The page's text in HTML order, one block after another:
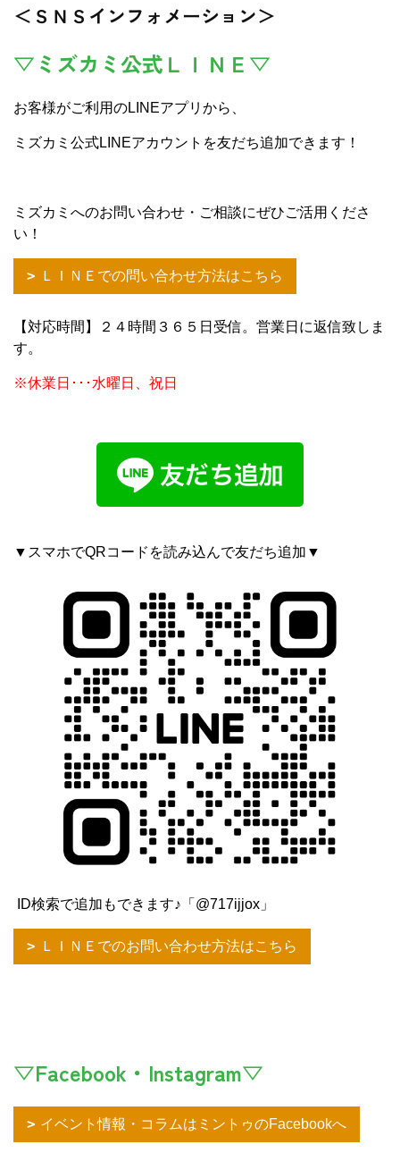
＜ＳＮＳインフォメーション＞
▽ミズカミ公式ＬＩＮＥ▽
お客様がご利用のLINEアプリから、
ミズカミ公式LINEアカウントを友だち追加できます！
ミズカミへのお問い合わせ・ご相談にぜひご活用くださ
い！
ＬＩＮＥでの問い合わせ方法はこちら
【対応時間】２４時間３６５日受信。営業日に返信致しま
す。
※休業日･･･水曜日、祝日
▼スマホでQRコードを読み込んで友だち追加▼
ID検索で追加もできます♪「@717ijjox」
ＬＩＮＥでのお問い合わせ方法はこちら
▽Facebook・Instagram▽
イベント情報・コラムはミントゥのFacebookへ